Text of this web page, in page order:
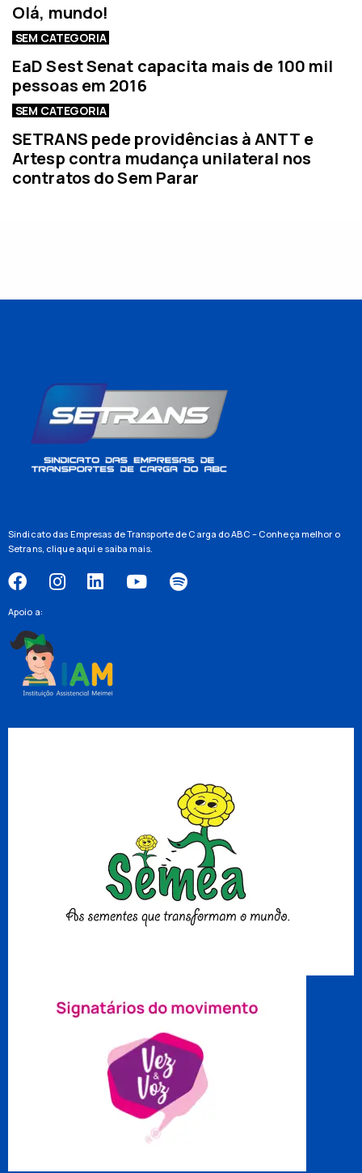
Olá, mundo!
SEM CATEGORIA
EaD Sest Senat capacita mais de 100 mil
pessoas em 2016
SEM CATEGORIA
SETRANS pede providências à ANTT e
Artesp contra mudança unilateral nos
contratos do Sem Parar
Sindicato das Empresas de Transporte de Carga do ABC – Conheça melhor o
Setrans, clique aqui e saiba mais.
Apoio a: